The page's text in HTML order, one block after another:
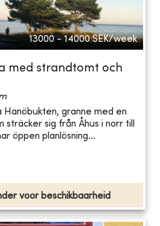
13000 - 14000 SEK/week
med strandtomt och
Hanöbukten, granne med en
sträcker sig från Åhus i norr till
öppen planlösning...
voor beschikbaarheid